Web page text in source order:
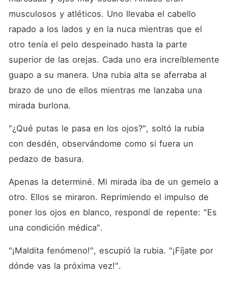
musculosos y atléticos. Uno llevaba el cabello
rapado a los lados y en la nuca mientras que el
otro tenía el pelo despeinado hasta la parte
superior de las orejas. Cada uno era increíblemente
guapo a su manera. Una rubia alta se aferraba al
brazo de uno de ellos mientras me lanzaba una
mirada burlona.
"¿Qué putas le pasa en los ojos?", soltó la rubia
con desdén, observándome como si fuera un
pedazo de basura.
Apenas la determiné. Mi mirada iba de un gemelo a
otro. Ellos se miraron. Reprimiendo el impulso de
poner los ojos en blanco, respondí de repente: "Es
una condición médica".
"¡Maldita fenómeno!", escupió la rubia. "¡Fíjate por
dónde vas la próxima vez!".